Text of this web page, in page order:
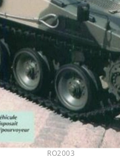
RO2003